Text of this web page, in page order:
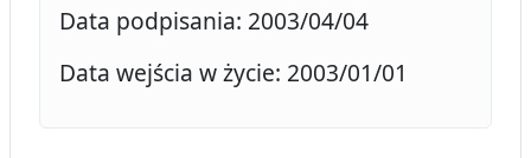
Data podpisania: 2003/04/04
Data wejścia w życie: 2003/01/01